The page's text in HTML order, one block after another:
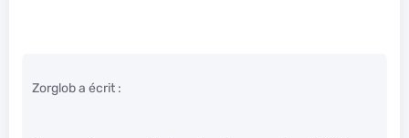
Zorglob a écrit :